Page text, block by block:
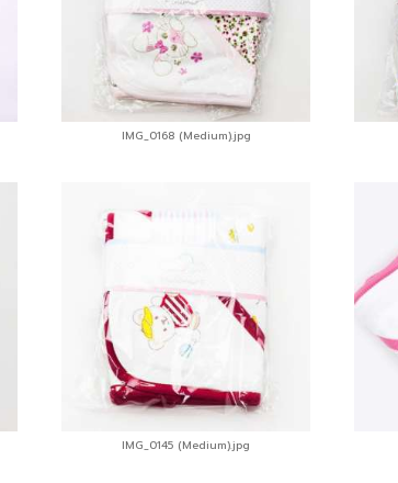
IMG_0168 (Medium).jpg
IMG_0145 (Medium).jpg